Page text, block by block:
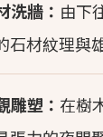
洗牆： 由下
石材紋理與
雕塑： 在樹